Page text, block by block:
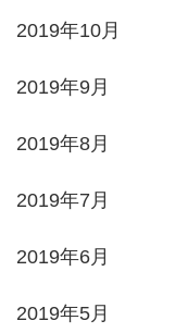
2019年10月
2019年9月
2019年8月
2019年7月
2019年6月
2019年5月